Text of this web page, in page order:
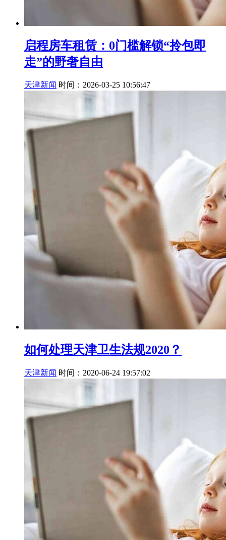
启程房车租赁：0门槛解锁“拎包即
走”的野奢自由
天津新闻 时间：2026-03-25 10:56:47
如何处理天津卫生法规2020？
天津新闻 时间：2020-06-24 19:57:02